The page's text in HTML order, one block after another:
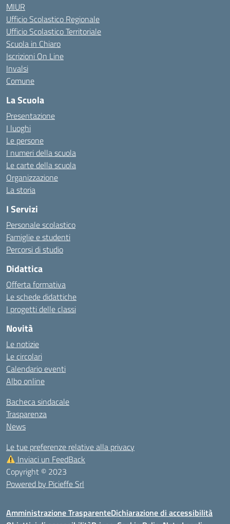
MIUR
Ufficio Scolastico Regionale
Ufficio Scolastico Territoriale
Scuola in Chiaro
Iscrizioni On Line
Invalsi
Comune
La Scuola
Presentazione
I luoghi
Le persone
I numeri della scuola
Le carte della scuola
Organizzazione
La storia
I Servizi
Personale scolastico
Famiglie e studenti
Percorsi di studio
Didattica
Offerta formativa
Le schede didattiche
I progetti delle classi
Novità
Le notizie
Le circolari
Calendario eventi
Albo online
Bacheca sindacale
Trasparenza
News
Le tue preferenze relative alla privacy
Inviaci un FeedBack
Copyright © 2023
Powered by Picieffe Srl
Amministrazione TrasparenteDichiarazione di accessibilità